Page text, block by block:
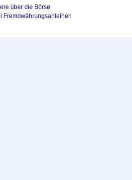
über die Börse
Fremdwährungsanleihen